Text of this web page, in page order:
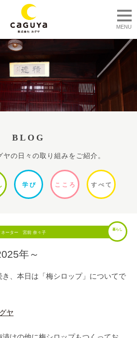
MENU
BLOG
の日々の取り組みをご紹介。
学 び ここ ろ すべて
ネーター 宮前 奈々子
暮らし
年～
、本日は「梅シロップ」についてで
ヤ